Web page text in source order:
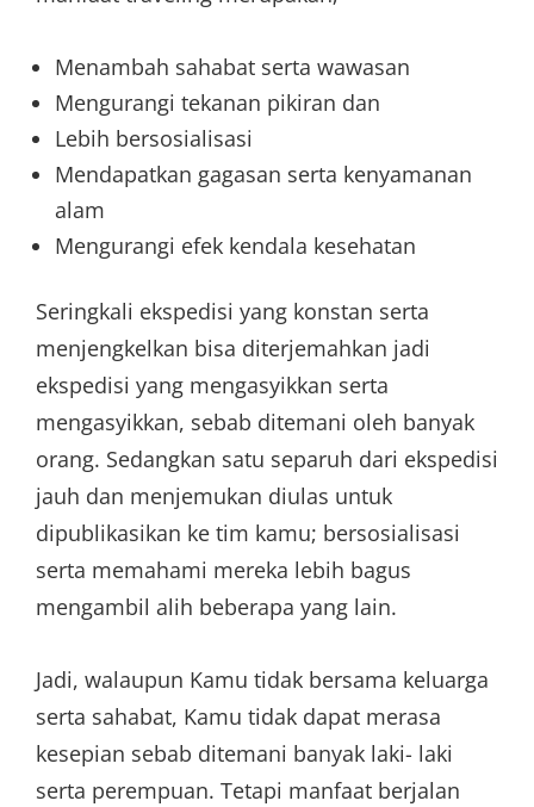
Menambah sahabat serta wawasan
Mengurangi tekanan pikiran dan
Lebih bersosialisasi
Mendapatkan gagasan serta kenyamanan
alam
Mengurangi efek kendala kesehatan
Seringkali ekspedisi yang konstan serta
menjengkelkan bisa diterjemahkan jadi
ekspedisi yang mengasyikkan serta
mengasyikkan, sebab ditemani oleh banyak
orang. Sedangkan satu separuh dari ekspedisi
jauh dan menjemukan diulas untuk
dipublikasikan ke tim kamu; bersosialisasi
serta memahami mereka lebih bagus
mengambil alih beberapa yang lain.
Jadi, walaupun Kamu tidak bersama keluarga
serta sahabat, Kamu tidak dapat merasa
kesepian sebab ditemani banyak laki- laki
serta perempuan. Tetapi manfaat berjalan